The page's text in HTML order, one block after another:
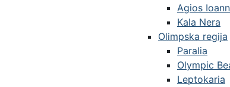
Agios
Kala Nera
Olimpska regija
Paralia
Olympic
Leptokaria